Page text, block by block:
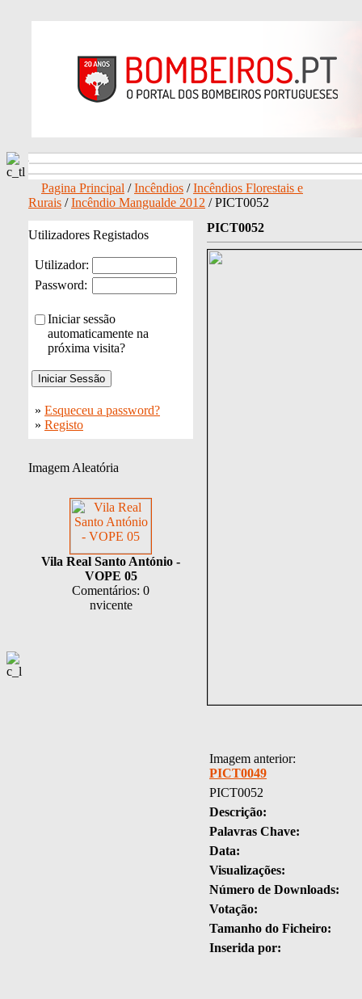
Pagina Principal /Incêndios /Incêndios Florestais e
Rurais /Incêndio Mangualde 2012 / PICT0052
Utilizadores Registados
Utilizador:
Password:
Iniciar sessão
automaticamente na
próxima visita?
» Esqueceu a password?
» Registo
Imagem Aleatória
Vila Real Santo António -
VOPE 05
Comentários: 0
nvicente
PICT0052
Imagem anterior:
PICT0049
PICT0052
Descrição:
Palavras Chave:
Data:
Visualizações:
Número de Downloads:
Votação:
Tamanho do Ficheiro:
Inserida por: